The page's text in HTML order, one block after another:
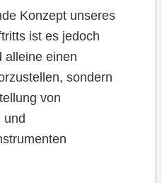
Konzept unseres
ist es jedoch
alleine einen
sondern
von
und